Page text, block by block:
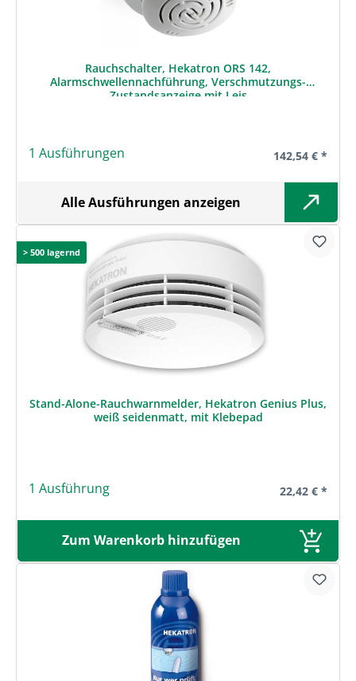
Rauchschalter, Hekatron ORS 142,
Alarmschwellennachführung, Verschmutzungs-
Zustandsanzeige mit Leis
1 Ausführungen Regulärer
142,54 € *
Alle Ausführungen anzeigen
> 500 lagernd
Stand-Alone-Rauchwarnmelder, Hekatron Genius Plus,
weiß seidenmatt, mit Klebepad
1 Ausführung Regulärer
22,42 € *
Zum Warenkorb hinzufügen